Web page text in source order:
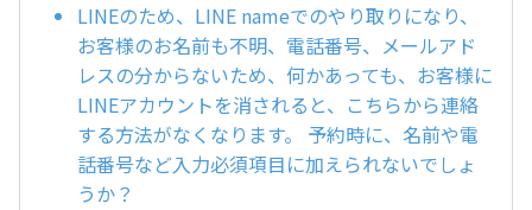
LINEのため、LINE nameでのやり取りになり、
お客様のお名前も不明、電話番号、メールアド
レスの分からないため、何かあっても、お客様に
LINEアカウントを消されると、こちらから連絡
する方法がなくなります。 予約時に、名前や電
話番号など入力必須項目に加えられないでしょ
うか？